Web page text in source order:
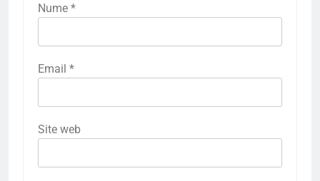
Nume *
Email *
Site web